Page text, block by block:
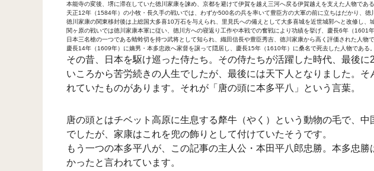
本能寺の変後、堺に滞在していた徳川家康を諫め、京都を避けて伊賀を越え三河へ戻る伊賀越えを支えた人物である
天正12年（1584年）の小牧・長久手の戦いでは、わずか500名の兵を率いて豊臣方の大軍の前に立ちはだかり、徳
徳川家康の関東移封後は上総国大多喜10万石を与えられ、里見氏への備えとして大多喜城を近世城郭へと改修し、
関ヶ原の戦いでは徳川家康本軍に従い、徳川方への寝返り工作や本戦での奮戦により功績を挙げ、慶長6年（1601
日本三名槍の一つである蜻蛉切を持つ武将として知られ、織田信長や豊臣秀吉、徳川家康から高く評価された人物で
慶長14年（1609年）に嫡男・本多忠政へ家督を譲って隠居し、慶長15年（1610年）に桑名で死去した人物である。
その昔、日本を駆け巡った侍たち。その侍たちが活躍した時代、最後
いころから苦労続きの人生でしたが、最後には天下人となりました。
れていたものがあります。それが「唐の頭に本多平八」という言葉。
唐の頭とはチベット高原に生息する犛牛（やく）という動物の毛で、
でしたが、家康はこれを兜の飾りとして付けていたそうです。
もう一つの本多平八が、この記事の主人公・本田平八郎忠勝。本多忠
かったと言われています。